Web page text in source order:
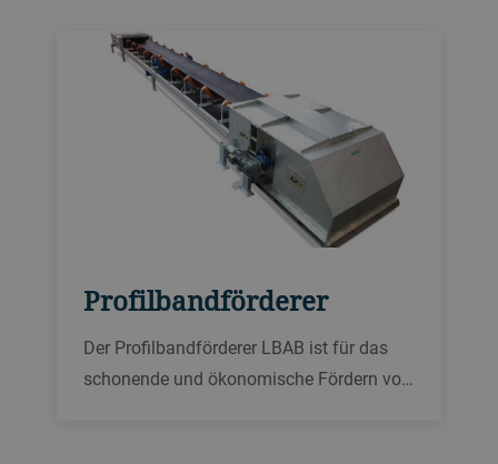
sind.
Profilbandförderer
Der Profilbandförderer LBAB ist für das
schonende und ökonomische Fördern von